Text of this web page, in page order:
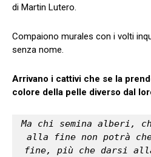
di Martin Lutero.
Compaiono murales con i volti
senza nome.
Arrivano i cattivi che se la
colore della pelle diverso dal
Ma chi semina alberi,
alla fine non potrà
fine, più che darsi